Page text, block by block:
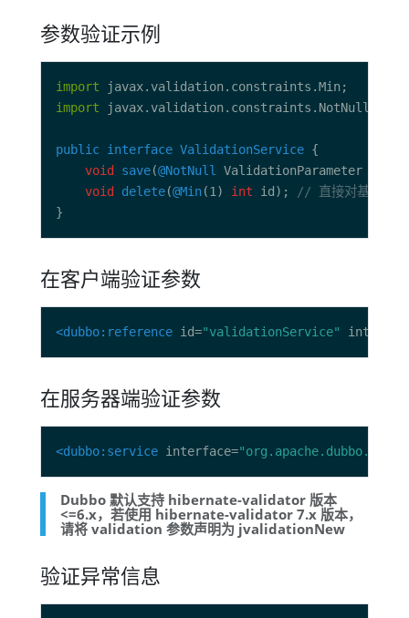
参数验证示例
import
import
public interface ValidationService
void
save(@NotNull
ValidationParameter
void
delete(@Min(1) int id);
// 直接对基本类型
在客户端验证参数
<dubbo:reference id="validationService"
在服务器端验证参数
<dubbo:service interface=
Dubbo 默认支持 hibernate-validator 版本
<=6.x，若使用 hibernate-validator 7.x 版本，
请将 validation 参数声明为 jvalidationNew
验证异常信息